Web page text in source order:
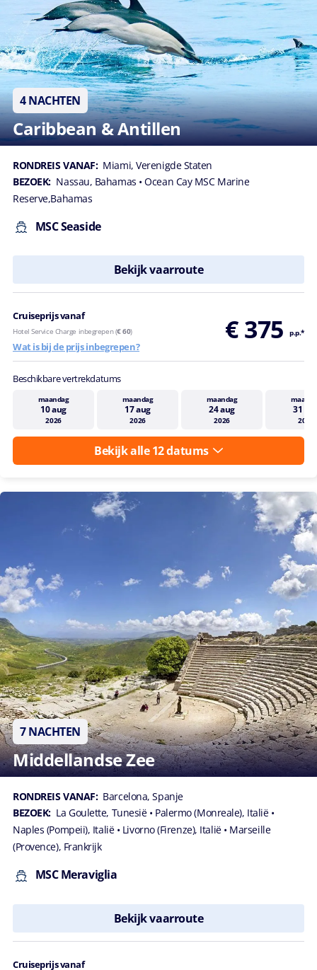
4 NACHTEN
Caribbean & Antillen
RONDREIS VANAF: Miami, Verenigde Staten
BEZOEK: Nassau, Bahamas • Ocean Cay MSC Marine
Reserve,Bahamas
MSC Seaside
Bekijk vaarroute
Cruiseprijs vanaf € 375 p.p.*
Hotel Service Charge inbegrepen (€ 60)
Wat is bij de prijs inbegrepen?
Beschikbare vertrekdatums
maandag
10 aug
2026
maandag
17 aug
2026
maandag
24 aug
2026
31
2026
Bekijk alle 12 datums
7 NACHTEN
Middellandse Zee
RONDREIS VANAF: Barcelona, Spanje
BEZOEK: La Goulette, Tunesië • Palermo (Monreale), Italië •
Naples (Pompeii), Italië • Livorno (Firenze), Italië • Marseille
(Provence), Frankrijk
MSC Meraviglia
Bekijk vaarroute
Cruiseprijs vanaf